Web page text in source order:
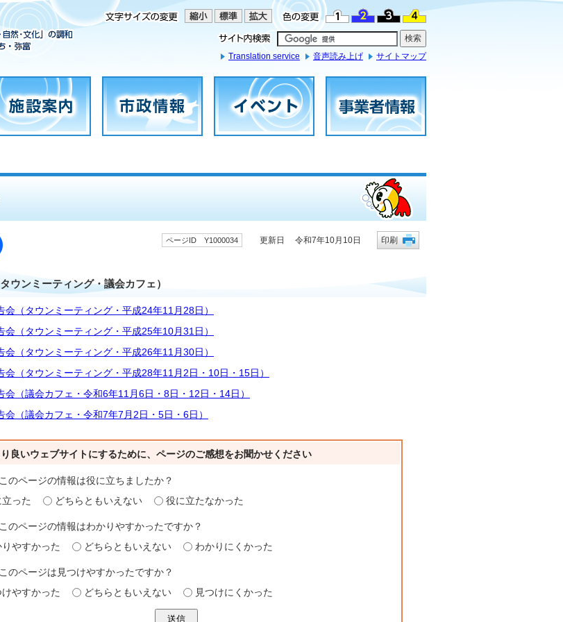
Translation service 音声読み上げ サイトマップ
ページID Y1000034 更新日 令和7年10月10日 印刷
ウンミーティング・議会カフェ）
会（タウンミーティング・平成24年11月28日）
会（タウンミーティング・平成25年10月31日）
会（タウンミーティング・平成26年11月30日）
会（タウンミーティング・平成28年11月2日・10日・15日）
会（議会カフェ・令和6年11月6日・8日・12日・14日）
会（議会カフェ・令和7年7月2日・5日・6日）
良いウェブサイトにするために、ページのご感想をお聞かせください
のページの情報は役に立ちましたか？
った
どちらともいえない 役に立たなかった
のページの情報はわかりやすかったですか？
やすかった
どちらともいえない わかりにくかった
のページは見つけやすかったですか？
けやすかった
どちらともいえない 見つけにくかった
送信